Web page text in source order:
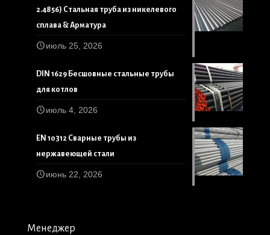
2.4856) Стальная труба из никелевого
сплава & Арматура
июль 25, 2026
DIN 1629 Бесшовные стальные трубы
для котлов
июль 4, 2026
EN 10312 Сварные трубы из
нержавеющей стали
июнь 22, 2026
Менеджер